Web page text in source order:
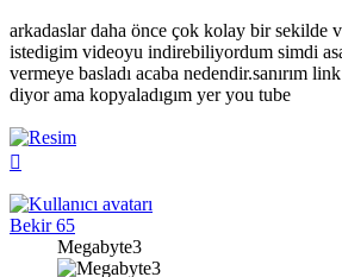
arkadaslar daha önce çok kolay bir sekilde
istedigim videoyu indirebiliyordum simdi
vermeye basladı acaba nedendir.sanırım
diyor ama kopyaladıgım yer you tube
Bekir 65
Megabyte3